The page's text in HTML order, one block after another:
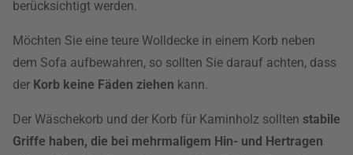
berücksichtigt werden.
Möchten Sie eine teure Wolldecke in einem Korb neben
dem Sofa aufbewahren, so sollten Sie darauf achten, dass
der Korb keine Fäden ziehen kann.
Der Wäschekorb und der Korb für Kaminholz sollten stabile
Griffe haben, die bei mehrmaligem Hin- und Hertragen